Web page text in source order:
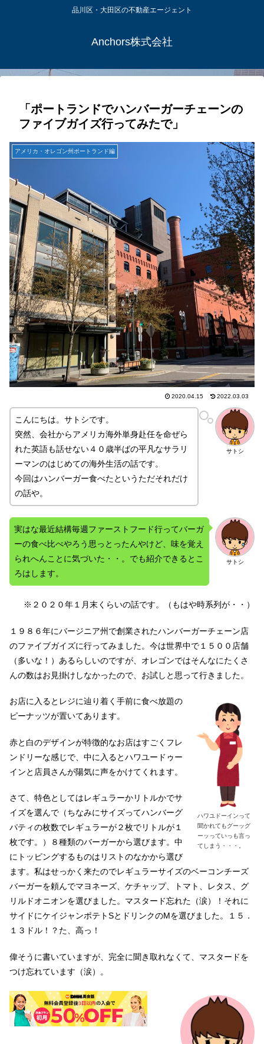
品川区・大田区の不動産エージェント
Anchors株式会社
「ポートランドでハンバーガーチェーンの
ファイブガイズ行ってみたで」
アメリカ・オレゴン州ポートランド編
2020.04.15 2022.03.03
サトシ
こんにちは。サトシです。
突然、会社からアメリカ海外単身赴任を命ぜら
れた英語も話せない４０歳半ばの平凡なサラリ
ーマンのはじめての海外生活の話です。
今回はハンバーガー食べたというただそれだけ
の話や。
サトシ
実はな最近結構毎週ファーストフード行ってバーガ
ーの食べ比べやろう思っとったんやけど、味を覚え
られへんことに気づいた・・。でも紹介できるとこ
ろはします。
※２０２０年１月末くらいの話です。（もはや時系列が・・）
１９８６年にバージニア州で創業されたハンバーガーチェーン店
のファイブガイズに行ってみました。今は世界中で１５００店舗
（多いな！）あるらしいのですが、オレゴンではそんなにたくさ
んの数はお見掛けしなかったので、お試しと思って行きました。
ハワユドーインって
聞かれてもグーッグ
ーッっていっも言っ
てしまう・・・。
お店に入るとレジに辿り着く手前に食べ放題の
ピーナッツが置いてあります。
赤と白のデザインが特徴的なお店はすごくフレ
ンドリーな感じで、中に入るとハワユードゥー
インと店員さんが陽気に声をかけてくれます。
さて、特色としてはレギュラーかリトルかでサ
イズを選んで（ちなみにサイズってハンバーグ
パティの枚数でレギュラーが２枚でリトルが１
枚です。）８種類のバーガーから選びます。中
にトッピングするものはリストのなかから選び
ます。私はせっかく来たのでレギュラーサイズのベーコンチーズ
バーガーを頼んでマヨネーズ、ケチャップ、トマト、レタス、グ
リルドオニオンを選びました。マスタード忘れた（涙）！それに
サイドにケイジャンポテトSとドリンクのMを選びました。１５．
１３ドル！？た、高っ！
偉そうに書いていますが、完全に聞き取れなくて、マスタードを
つけ忘れています（涙）。